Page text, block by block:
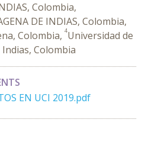
Colombia,
DE INDIAS, Colombia,
Colombia, 4Universidad de
Colombia
EN UCI 2019.pdf